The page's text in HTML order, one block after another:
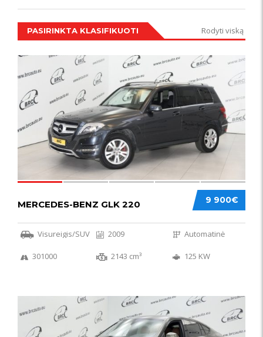
PASIRINKTA KLASIFIKUOTI Rodyti viską
IŠSKIRTINIS
9 900€
MERCEDES-BENZ GLK 220
Visureigis/SUV 2009 Automatinė
301000 2143 cm³ 125 KW
58